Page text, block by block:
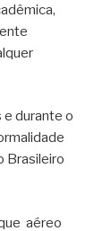
e durante o
Brasileiro
aéreo